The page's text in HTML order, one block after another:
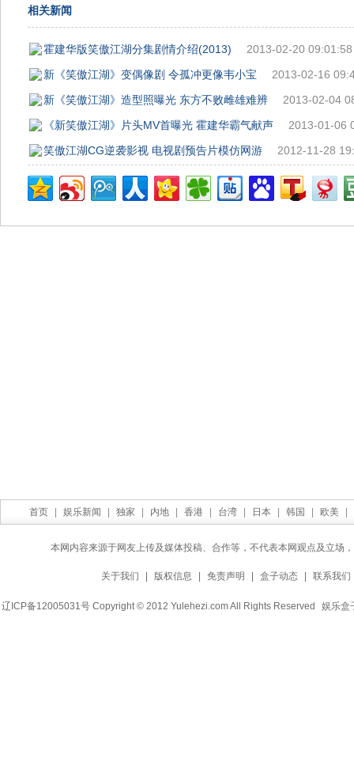
相关新闻
霍建华版笑傲江湖分集剧情介绍(2013)
2013-02-20 09:01:58
新《笑傲江湖》变偶像剧 令孤冲更像韦小宝
2013-02-16
新《笑傲江湖》造型照曝光 东方不败雌雄难辨
2013-02-04
《新笑傲江湖》片头MV首曝光 霍建华霸气献声
2013-01-06
笑傲江湖CG逆袭影视 电视剧预告片模仿网游
2012-11-28
首页 娱乐新闻 独家 内地 香港 台湾 日本 韩国 欧美
本网内容来源于网友上传及媒体投稿、合作等，不代表本网观点及立场
关于我们 版权信息 免责声明 盒子动态 联系我们
辽ICP备12005031号 Copyright © 2012 Yulehezi.com All Rights Reserved 娱乐盒